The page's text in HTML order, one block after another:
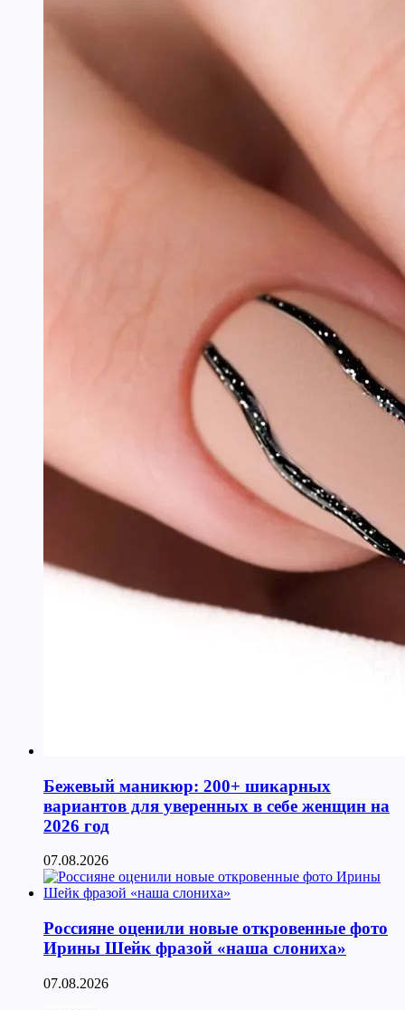
Бежевый маникюр: 200+ шикарных
вариантов для уверенных в себе женщин на
2026 год
07.08.2026
Россияне оценили новые откровенные фото
Ирины Шейк фразой «наша слониха»
07.08.2026